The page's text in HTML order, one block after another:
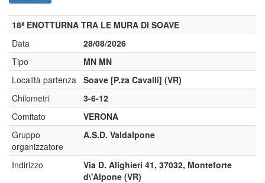
18ª ENOTTURNA TRA LE MURA DI SOAVE
Data
28/08/2026
Tipo
MN MN
Località partenza Soave [P.za Cavalli] (VR)
Chilometri
3-6-12
Comitato
VERONA
Gruppo
organizzatore
A.S.D. Valdalpone
Indirizzo
Via D. Alighieri 41, 37032, Monteforte
d\'Alpone (VR)